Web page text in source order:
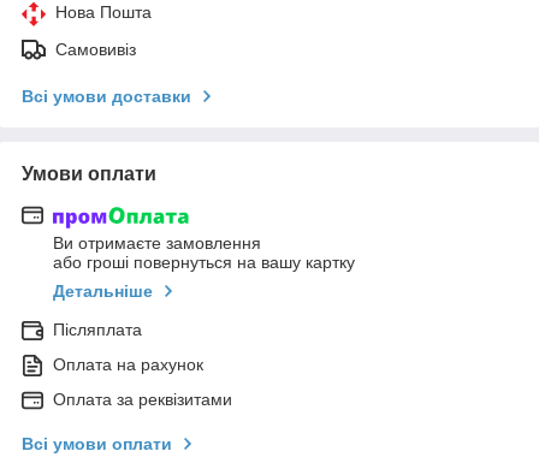
Нова Пошта
Самовивіз
Всі умови доставки
Умови оплати
Ви отримаєте замовлення
або гроші повернуться на вашу картку
Детальніше
Післяплата
Оплата на рахунок
Оплата за реквізитами
Всі умови оплати